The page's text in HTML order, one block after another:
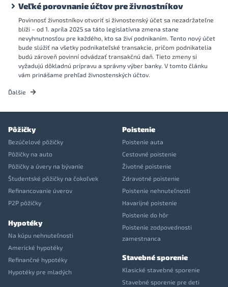
Veľké porovnanie účtov pre živnostníkov
Povinnosť živnostníkov otvoriť si živnostenský účet sa nezadržateľne
blíži – od 1. apríla 2025 sa táto legislatívna zmena stane
nevyhnutnosťou pre každého, kto sa živí podnikaním. Tento nový účet
bude slúžiť na všetky podnikateľské transakcie, pričom podnikatelia
budú zároveň povinní odvádzať transakčnú daň. Tieto zmeny si
vyžadujú dôkladnú prípravu a správny výber banky. V tomto článku
vám prinášame prehľad živnostenských účtov.
Ďalšie
Pôžičky
Bezúčelové pôžičky
Pôžičky na auto
Pôžičky a úvery na bývanie
Študentské pôžičky na čokoľvek
Refinancovanie úverov
P2P pôžičky
Hypotéky
Na kúpu nehnuteľnosti
Americké hypotéky
Refinančné hypotéky
Hypotéky pre mladých
Poistenie
Poistenie auta
Cestovné poistenie
Životné poistenie
Zdravotné poistenie
Poistenie nehnuteľnosti
Havarijné poistenie
Poistenie do hôr
Poistenie zodpovednosti
zamestnanca
Stavebné sporenie
Klasické stavebné sporenie
Stavebné sporenie pre deti